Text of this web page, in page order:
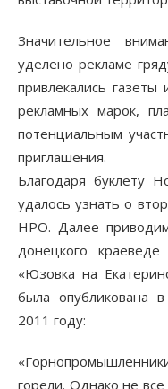
Значительное
уделено рекламе
привлекались
рекламных марок,
потенциальным
приглашения.
Благодаря буклету
удалось узнать о
НРО. Далее
донецкого
«Юзовка на
была опубликована
2011 году:
горели. Однако не